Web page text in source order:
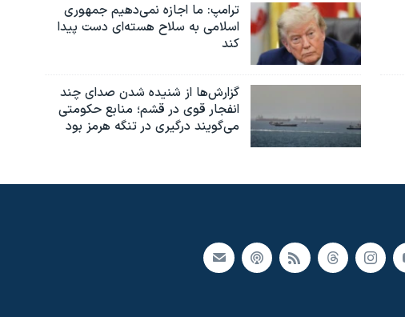
ترامپ: ما اجازه نمی‌دهیم جمهوری
اسلامی به سلاح هسته‌ای دست پیدا
کند
گزارش‌ها از شنیده شدن صدای چند
انفجار قوی در قشم؛ منابع حکومتی
می‌گویند درگیری در تنگه هرمز بود